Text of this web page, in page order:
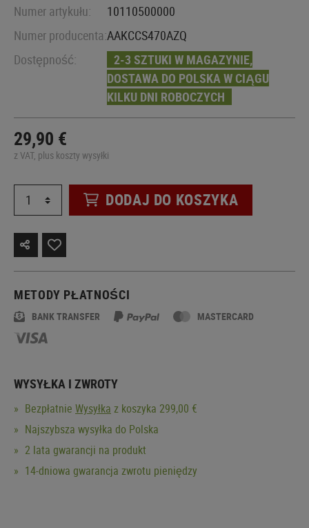
Numer artykułu:
10110500000
Numer producenta:AAKCCS470AZQ
Dostępność:
2-3 SZTUKI W MAGAZYNIE,
DOSTAWA DO POLSKA W CIĄGU
KILKU DNI ROBOCZYCH
29,90 €
z VAT, plus koszty wysyłki
DODAJ DO KOSZYKA
METODY PŁATNOŚCI
BANK TRANSFER MASTERCARD
WYSYŁKA I ZWROTY
Bezpłatnie Wysyłka z koszyka 299,00 €
Najszybsza wysyłka do Polska
2 lata gwarancji na produkt
14-dniowa gwarancja zwrotu pieniędzy